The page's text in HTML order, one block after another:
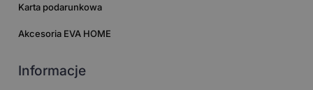
Karta podarunkowa
Akcesoria EVA HOME
Informacje